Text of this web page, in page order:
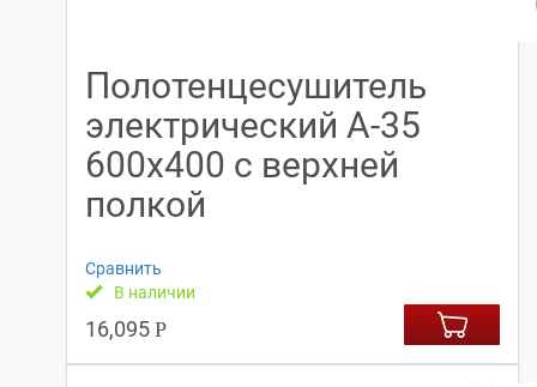
Полотенцесушитель
электрический А-35
600х400 с верхней
полкой
Сравнить
В наличии
16,095 Р